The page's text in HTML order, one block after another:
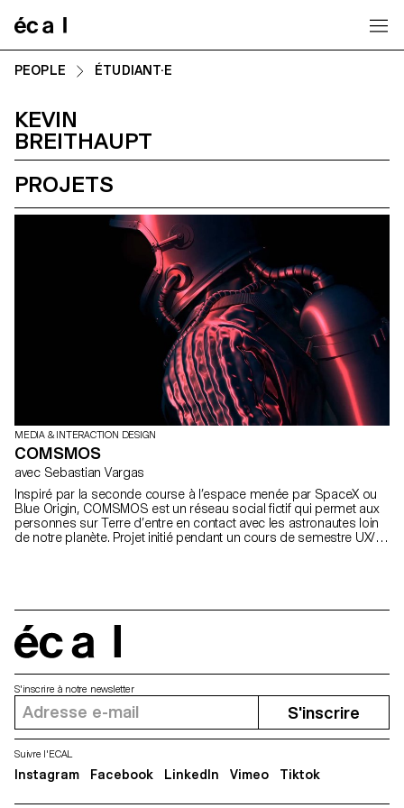
PEOPLE ÉTUDIANT·E
KEVIN
BREITHAUPT
PROJETS
MEDIA & INTERACTION DESIGN
COMSMOS
avec Sebastian Vargas
Inspiré par la seconde course à l’espace menée par SpaceX ou
Blue Origin, COMSMOS est un réseau social fictif qui permet aux
personnes sur Terre d’entre en contact avec les astronautes loin
de notre planète. Projet initié pendant un cours de semestre UX/UI
S'inscrire à notre newsletter
S'inscrire
Suivre l'ECAL
Instagram Facebook LinkedIn Vimeo Tiktok